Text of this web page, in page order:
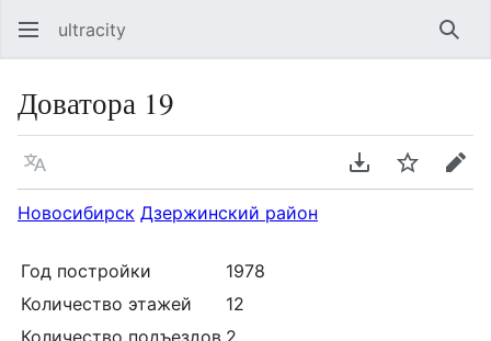
ultracity
Доватора 19
Язык Скачать PDF
Следить
Новосибирск Дзержинский район
Год постройки
1978
Количество этажей
12
Количество подъездов 2